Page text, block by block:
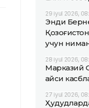
29 iyul 2026,
Энди
учун
28 iyul 2026,
Марказий
қайси
27 iyul 2026,